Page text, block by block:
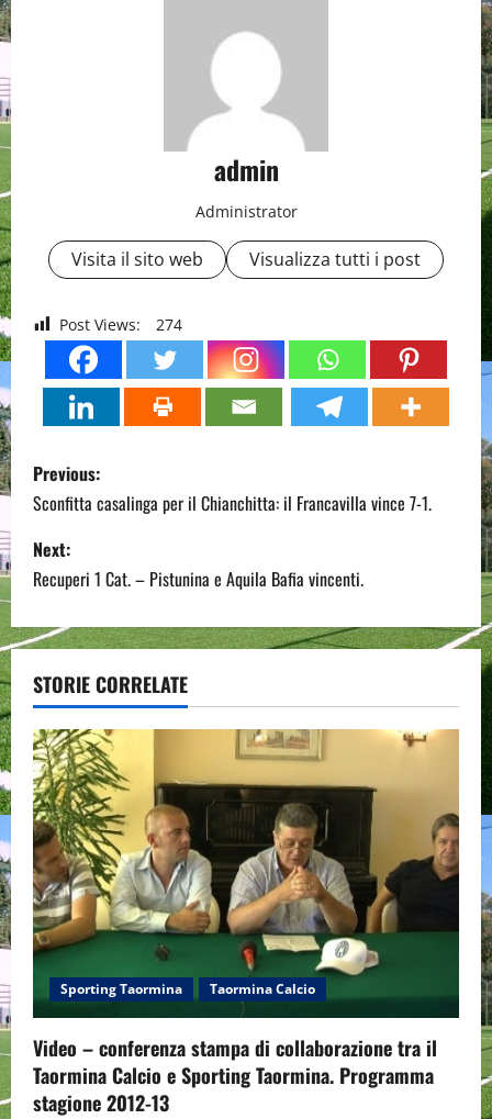
admin
Administrator
Visita il sito web Visualizza tutti i post
Post Views: 274
P
o
s
t
n
a
v
i
g
a
t
i
o
n
Previous:
Sconfitta casalinga per il Chianchitta: il Francavilla vince 7-1.
Next:
Recuperi 1 Cat. – Pistunina e Aquila Bafia vincenti.
STORIE CORRELATE
Sporting Taormina Taormina Calcio
Video – conferenza stampa di collaborazione tra il
Taormina Calcio e Sporting Taormina. Programma
stagione 2012-13